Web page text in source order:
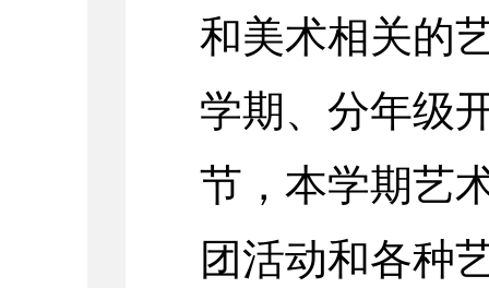
和美术相关的
学期、分年级
节，本学期艺
团活动和各种